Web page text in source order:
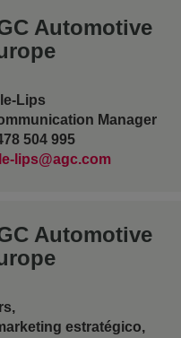
Automotive
Lips
Manager
504 995
lips@agc.com
Automotive
estratégico,